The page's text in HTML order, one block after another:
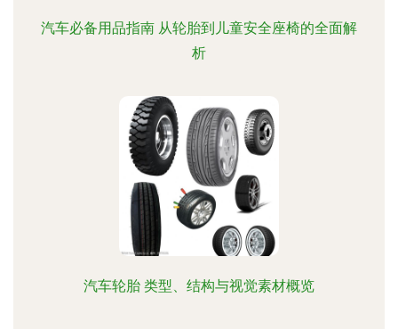
汽车必备用品指南 从轮胎到儿童安全座椅的全面解
析
汽车轮胎 类型、结构与视觉素材概览